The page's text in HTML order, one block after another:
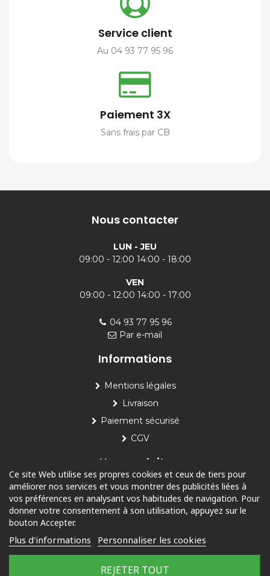
Service client
Au 04 93 77 95 96
Paiement 3X
Sans frais par CB
Nous contacter
LUN - JEU
09:00 - 12:00 14:00 - 18:00
VEN
09:00 - 12:00 14:00 - 17:00
04 93 77 95 96
Par e-mail
Informations
Mentions légales
Livraison
Paiement sécurisé
CGV
Nos produits
Piscine
Jardin
Outdoor
Ce site Web utilise ses propres cookies et ceux de tiers pour
améliorer nos services et vous montrer des publicités liées à
vos préférences en analysant vos habitudes de navigation. Pour
donner votre consentement à son utilisation, appuyez sur le
bouton Accepter.
Plus d'informations Personnaliser les cookies
REJETER TOUT